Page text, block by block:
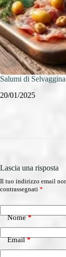
Salumi di
20/01/2025
Lascia una risposta
Il tuo indirizzo email
contrassegnati *
Nome*
Email*